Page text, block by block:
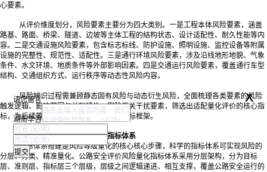
心要素。
从评价维度划分，风险要素主要分为四大类别。一是工程本体风险要素，涵盖
路基、路面、桥梁、隧道、边坡等主体工程的结构状态、设计适配性、耐久性能等内
容。二是交通设施风险要素，包含标志标线、防护设施、照明设施、监控设备等附属
设施的完整性、规范性、适配性。三是通行环境风险要素，涉及沿线地形地貌、气象
条件、水文环境、地质条件等外部影响因素。四是交通运行风险要素，覆盖通行车型
结构、交通组织方式、运行秩序等动态性风险内容。
风险辨识过程需兼顾静态固有风险与动态衍生风险，全面梳理各类要素的风险
触发逻辑、影响范围与关联特性，剔除无关干扰要素，筛选出适配量化评价的核心指
标，为后续等级量化搭建完整、精准的指标框架。
三、构建标准化风险量化评价指标体系
指标体系搭建是风险等级量化的核心核心步骤，科学的指标体系可实现风险的
分层、分类、精准量化。公路安全评价风险量化指标体系采用分层架构，分为目标
层、准则层、指标层三个层级，层级之间逻辑递进、相互支撑，覆盖公路安全运行的
请您留言 x
湖南华咨